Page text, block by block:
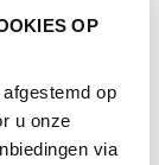
OP
op
u onze
via